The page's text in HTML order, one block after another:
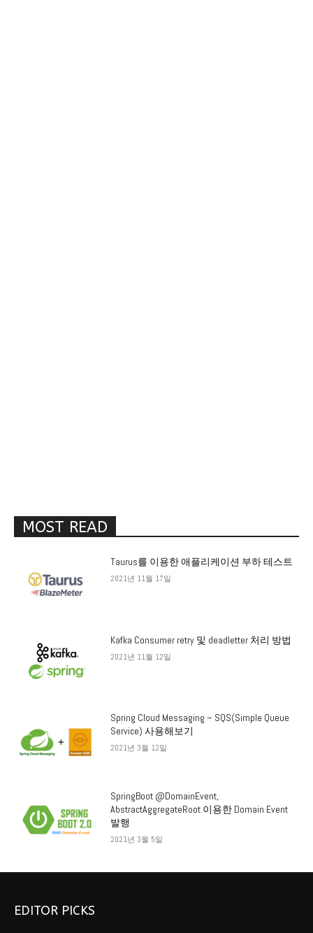
MOST READ
Taurus를 이용한 애플리케이션 부하 테스트
2021년 11월 17일
Kafka Consumer retry 및 deadletter 처리 방법
2021년 11월 12일
Spring Cloud Messaging – SQS(Simple Queue
Service) 사용해보기
2021년 3월 12일
SpringBoot @DomainEvent,
AbstractAggregateRoot 이용한 Domain Event
발행
2021년 3월 5일
EDITOR PICKS